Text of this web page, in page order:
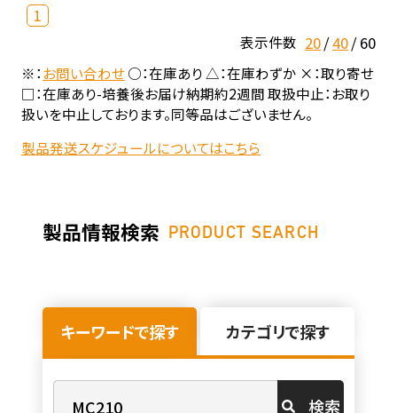
1
表示件数 20 40 60
※：お問い合わせ○：在庫あり △：在庫わずか ×：取り寄せ
□：在庫あり-培養後お届け納期約2週間 取扱中止：お取り
扱いを中止しております。同等品はございません。
製品発送スケジュールについてはこちら
製品情報検索 PRODUCT SEARCH
キーワードで探す カテゴリで探す
検索